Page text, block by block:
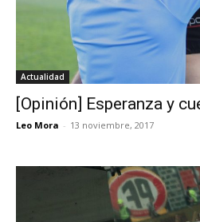
Actualidad
[Opinión] Esperanza y
Leo Mora - 13 noviembre, 2017